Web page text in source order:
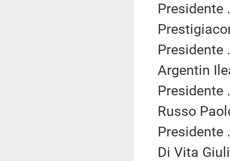
Presidente
Presidente
Argentin
Presidente
Russo
Presidente
Di Vita